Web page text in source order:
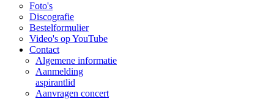
Foto's
Discografie
Bestelformulier
Video's op YouTube
Contact
Algemene informatie
Aanmelding
aspirantlid
Aanvragen concert